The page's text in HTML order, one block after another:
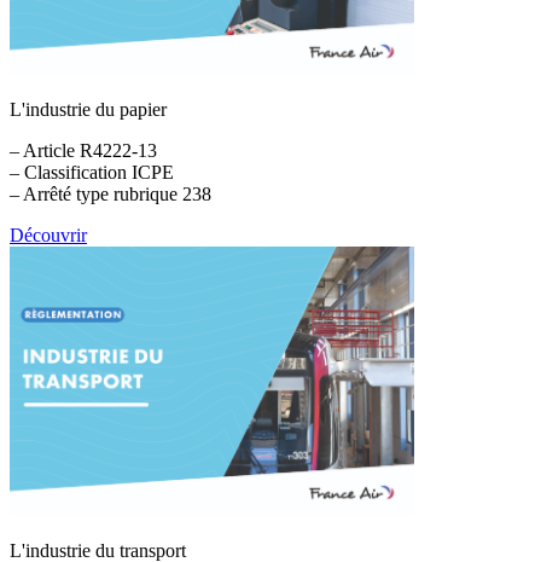
L'industrie du papier
– Article R4222-13
– Classification ICPE
– Arrêté type rubrique 238
Découvrir
L'industrie du transport